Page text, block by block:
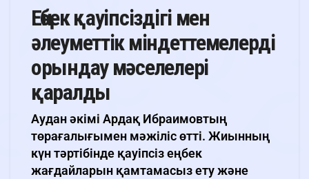
Еңбек қауіпсіздігі мен
әлеуметтік міндеттемелерді
орындау мәселелері
қаралды
Аудан әкімі Ардақ Ибраимовтың
төрағалығымен мәжіліс өтті. Жиынның
күн тәртібінде қауіпсіз еңбек
жағдайларын қамтамасыз ету және